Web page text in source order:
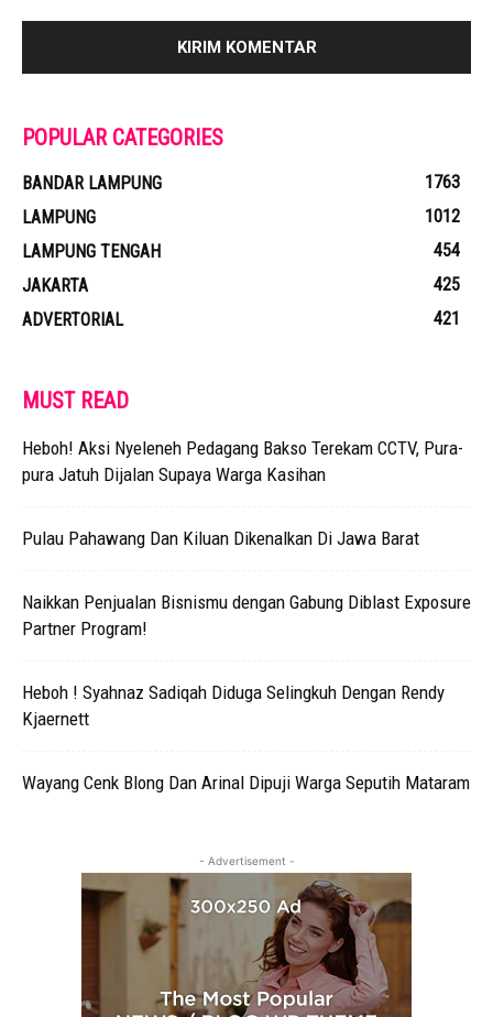
POPULAR CATEGORIES
BANDAR LAMPUNG
1763
LAMPUNG
1012
LAMPUNG TENGAH
454
JAKARTA
425
ADVERTORIAL
421
MUST READ
Heboh! Aksi Nyeleneh Pedagang Bakso Terekam CCTV, Pura-
pura Jatuh Dijalan Supaya Warga Kasihan
Pulau Pahawang Dan Kiluan Dikenalkan Di Jawa Barat
Naikkan Penjualan Bisnismu dengan Gabung Diblast Exposure
Partner Program!
Heboh ! Syahnaz Sadiqah Diduga Selingkuh Dengan Rendy
Kjaernett
Wayang Cenk Blong Dan Arinal Dipuji Warga Seputih Mataram
- Advertisement -